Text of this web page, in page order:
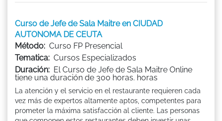
Curso de Jefe de Sala Maitre en CIUDAD
AUTONOMA DE CEUTA
Método: Curso FP Presencial
Tematica: Cursos Especializados
Duración: El Curso de Jefe de Sala Maitre Online
tiene una duración de 300 horas. horas
La atención y el servicio en el restaurante requieren cada
vez más de expertos altamente aptos, competentes para
prometer la máxima satisfacción al cliente. Las personas